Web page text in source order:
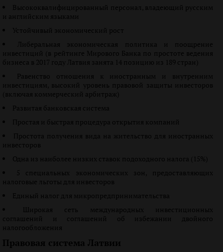
Высококвалифицированный персонал, владеющий русским
и английским языками
Устойчивый экономический рост
Либеральная экономическая политика и поощрение
инвестиций (в рейтинге Мирового Банка по простоте ведения
бизнеса в 2017 году Латвия занята 14 позицию из 189 стран)
Равенство отношения к иностранным и внутренним
инвестициям, высокий уровень правовой защиты инвесторов
(включая коммерческий арбитраж)
Развитая банковская система
Простая и быстрая процедура открытия компаний
Простота получения вида на жительство для иностранных
инвесторов
Одна из наиболее низких ставок подоходного налога (15%)
5 специальных экономических зон, предоставляющих
налоговые льготы для инвесторов
Единый налог для микропредпринимательства
Широкая сеть международных инвестиционных
соглашений и соглашений об избежании двойного
налогообложения
Правовая система Латвии